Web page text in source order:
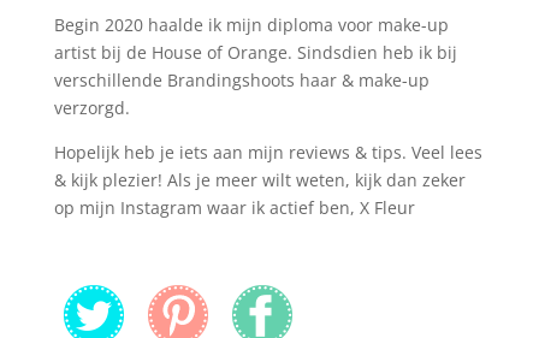
Begin 2020 haalde ik mijn diploma voor make-up
artist bij de House of Orange. Sindsdien heb ik bij
verschillende Brandingshoots haar & make-up
verzorgd.
Hopelijk heb je iets aan mijn reviews & tips. Veel lees
& kijk plezier! Als je meer wilt weten, kijk dan zeker
op mijn Instagram waar ik actief ben, X Fleur